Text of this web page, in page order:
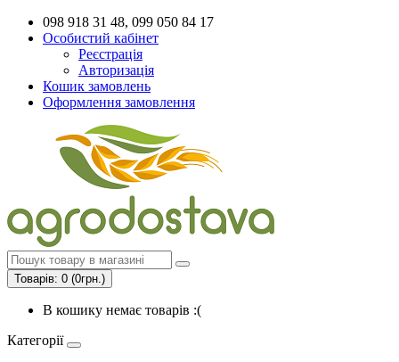
098 918 31 48, 099 050 84 17
Особистий кабінет
Реєстрація
Авторизація
Кошик замовлень
Оформлення замовлення
Товарів: 0 (0грн.)
В кошику немає товарів :(
Категорії